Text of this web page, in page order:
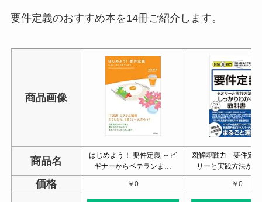
要件定義のおすすめ本を14冊ご紹介します。
商品画像
商品名
はじめよう！ 要件定義 ～ビ
ギナーからベテランま…
図解即戦力 要件定
リーと実践方法が
価格 ￥0 ￥0